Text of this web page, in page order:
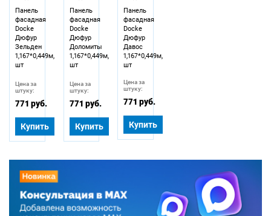
Панель
фасадная
Docke
Дюфур
Зельден
1,167*0,449м,
шт
Цена за
штуку:
771 руб.
Купить
Панель
фасадная
Docke
Дюфур
Доломиты
1,167*0,449м,
шт
Цена за
штуку:
771 руб.
Купить
Панель
фасадная
Docke
Дюфур
Давос
1,167*0,449м,
шт
Цена за
штуку:
771 руб.
Купить